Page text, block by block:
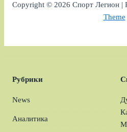
Copyright © 2026 Спорт Легион |
Theme
Рубрики
News
Аналитика